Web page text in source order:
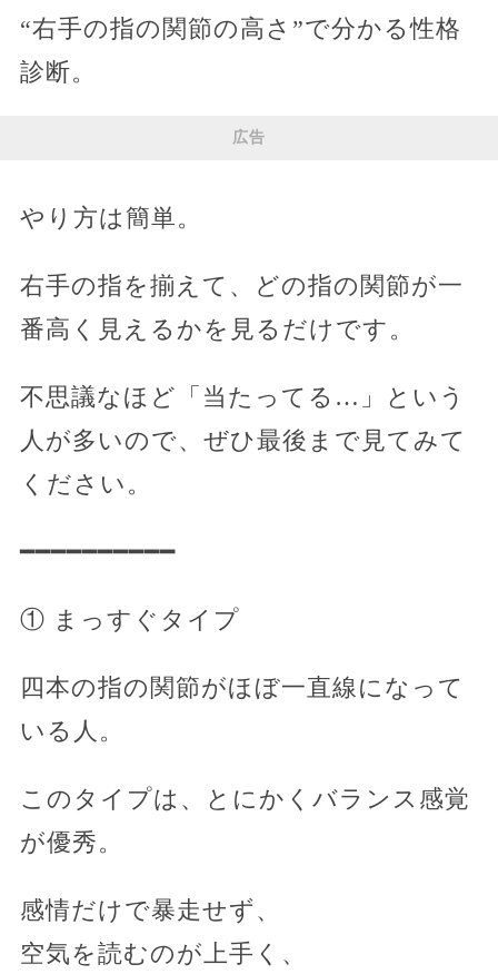
“右手の指の関節の高さ”で分かる性格
診断。
広告
やり方は簡単。
右手の指を揃えて、どの指の関節が一
番高く見えるかを見るだけです。
不思議なほど「当たってる…」という
人が多いので、ぜひ最後まで見てみて
ください。
━━━━━━━━━━
① まっすぐタイプ
四本の指の関節がほぼ一直線になって
いる人。
このタイプは、とにかくバランス感覚
が優秀。
感情だけで暴走せず、
空気を読むのが上手く、